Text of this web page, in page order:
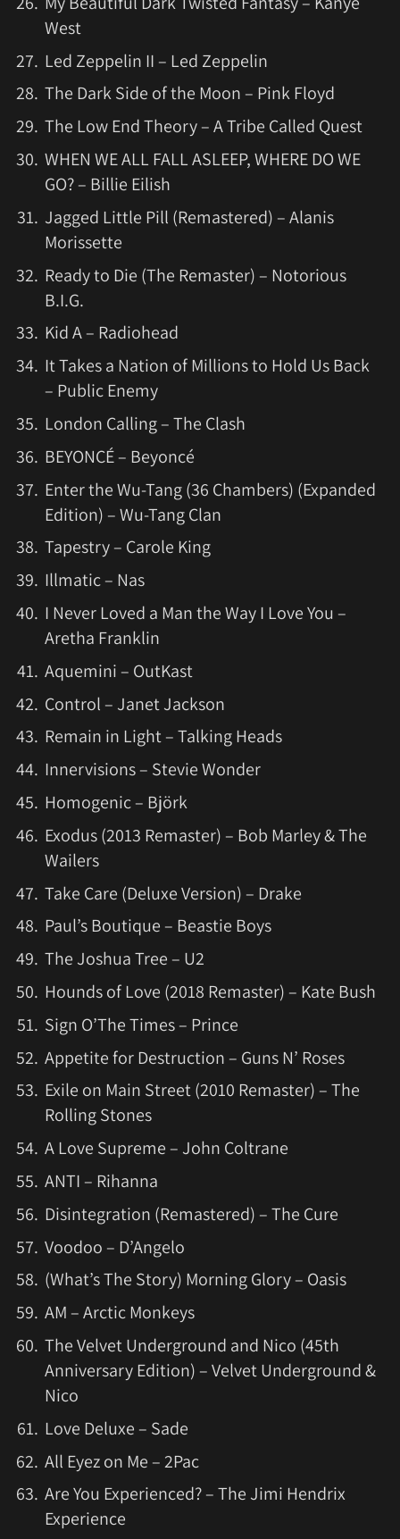
West
Led Zeppelin II – Led Zeppelin
The Dark Side of the Moon – Pink Floyd
The Low End Theory – A Tribe Called Quest
WHEN WE ALL FALL ASLEEP, WHERE DO WE
GO? – Billie Eilish
Jagged Little Pill (Remastered) – Alanis
Morissette
Ready to Die (The Remaster) – Notorious
B.I.G.
Kid A – Radiohead
It Takes a Nation of Millions to Hold Us Back
– Public Enemy
London Calling – The Clash
BEYONCÉ – Beyoncé
Enter the Wu-Tang (36 Chambers) (Expanded
Edition) – Wu-Tang Clan
Tapestry – Carole King
Illmatic – Nas
I Never Loved a Man the Way I Love You –
Aretha Franklin
Aquemini – OutKast
Control – Janet Jackson
Remain in Light – Talking Heads
Innervisions – Stevie Wonder
Homogenic – Björk
Exodus (2013 Remaster) – Bob Marley & The
Wailers
Take Care (Deluxe Version) – Drake
Paul’s Boutique – Beastie Boys
The Joshua Tree – U2
Hounds of Love (2018 Remaster) – Kate Bush
Sign O’The Times – Prince
Appetite for Destruction – Guns N’ Roses
Exile on Main Street (2010 Remaster) – The
Rolling Stones
A Love Supreme – John Coltrane
ANTI – Rihanna
Disintegration (Remastered) – The Cure
Voodoo – D’Angelo
(What’s The Story) Morning Glory – Oasis
AM – Arctic Monkeys
The Velvet Underground and Nico (45th
Anniversary Edition) – Velvet Underground &
Nico
Love Deluxe – Sade
All Eyez on Me – 2Pac
Are You Experienced? – The Jimi Hendrix
Experience